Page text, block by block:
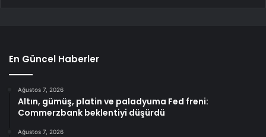
En Güncel Haberler
Ağustos 7, 2026
Altın, gümüş, platin ve paladyuma Fed freni:
Commerzbank beklentiyi düşürdü
Ağustos 7, 2026